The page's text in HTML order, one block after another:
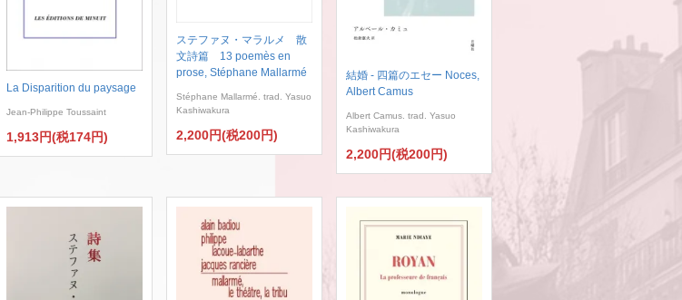
La Disparition du paysage
Jean-Philippe Toussaint
1,913円(税174円)
ステファヌ・マラルメ 散
文詩篇 13 poemès en
prose, Stéphane Mallarmé
Stéphane Mallarmé. trad. Yasuo
Kashiwakura
2,200円(税200円)
結婚 - 四篇のエセー Noces,
Albert Camus
Albert Camus. trad. Yasuo
Kashiwakura
2,200円(税200円)